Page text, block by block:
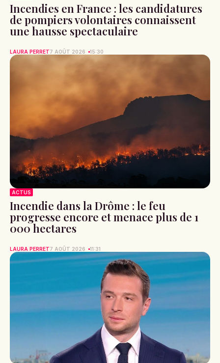
Incendies en France : les candidatures
de pompiers volontaires connaissent
une hausse spectaculaire
LAURA PERRET7 AOÛT 2026 15:30
ACTUS
Incendie dans la Drôme : le feu
progresse encore et menace plus de 1
000 hectares
LAURA PERRET7 AOÛT 2026 11:31